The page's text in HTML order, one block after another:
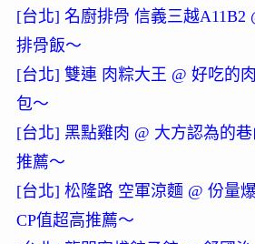
[台北] 名廚排骨 信義三越A11B2
排骨飯～
[台北] 雙連 肉粽大王 @ 好吃的
包～
[台北] 黑點雞肉 @ 大方認為的
推薦～
[台北] 松隆路 空軍涼麵 @ 份量
CP值超高推薦～